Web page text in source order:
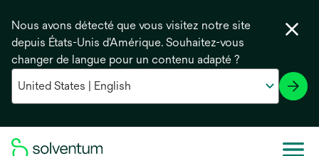
Nous avons détecté que vous visitez notre site
depuis États-Unis d'Amérique. Souhaitez-vous
changer de langue pour un contenu adapté ?